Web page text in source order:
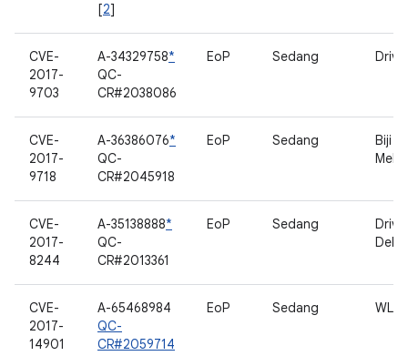
[2]
CVE-
2017-
9703
A-34329758*
QC-
CR#2038086
EoP Sedang
CVE-
2017-
9718
A-36386076*
QC-
CR#2045918
EoP Sedang
Biji
CVE-
2017-
8244
A-35138888*
QC-
CR#2013361
EoP Sedang
CVE-
2017-
14901
A-65468984
QC-
CR#2059714
EoP Sedang